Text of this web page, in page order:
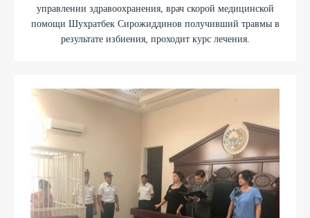
управлении здравоохранения, врач скорой медицинской
помощи Шухратбек Сирожиддинов получивший травмы в
результате избиения, проходит курс лечения.